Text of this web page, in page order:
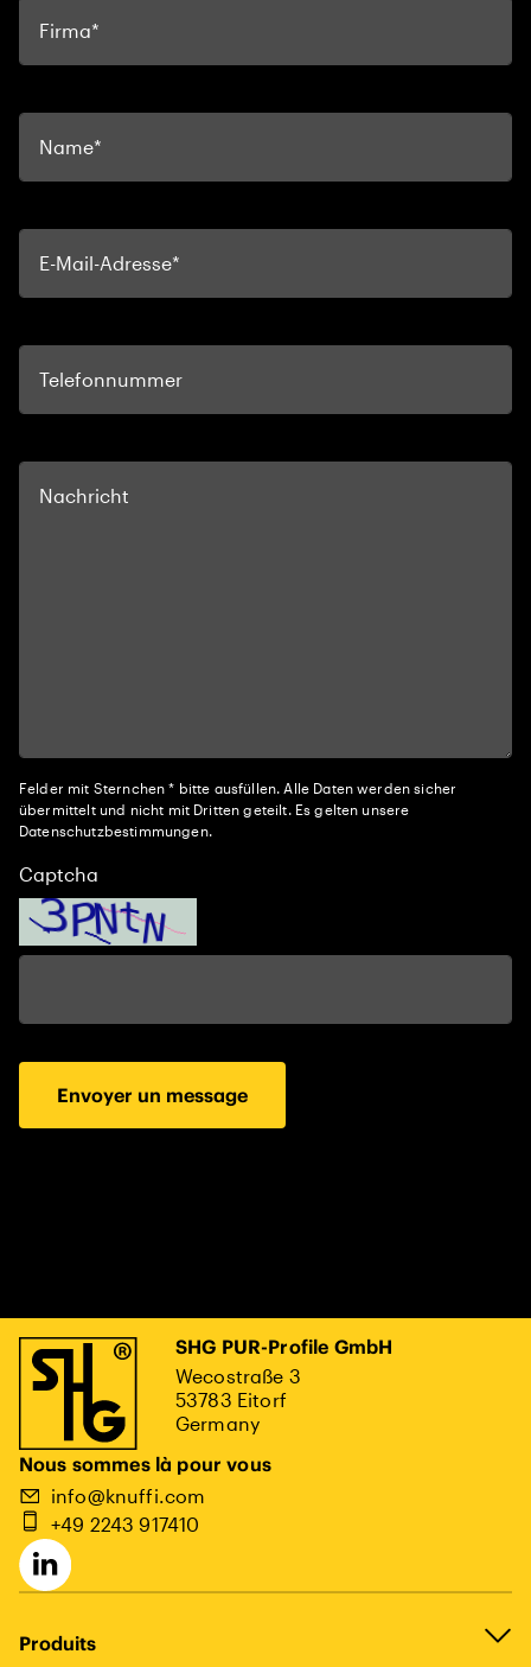
Felder mit Sternchen * bitte ausfüllen. Alle Daten werden sicher
übermittelt und nicht mit Dritten geteilt. Es gelten unsere
Datenschutzbestimmungen.
Captcha
Envoyer un message
SHG PUR-Profile GmbH
Wecostraße 3
53783 Eitorf
Germany
Nous sommes là pour vous
info@knuffi.com
+49 2243 917410
Produits